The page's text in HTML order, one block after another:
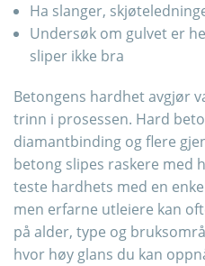
Ha slanger,
Undersøk om gulvet er
sliper ikke bra
Betongens hardhet avgjør
trinn i prosessen. Hard
diamantbinding og flere
betong slipes raskere med
teste hardhets med en
men erfarne utleiere kan
på alder, type og
hvor høy glans du kan